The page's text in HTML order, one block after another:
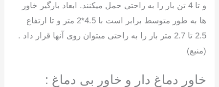
و تا 4 تن بار را به راحتی حمل میکنند. ابعاد بارگیر خاور
ها به طور متوسط برابر است با 4.5*2 متر و تا ارتفاع
2.5 تا 2.7 متر بار را به راحتی میتوان روی آنها قرار داد .
(منبع)
خاور دماغ دار و خاور بی دماغ :